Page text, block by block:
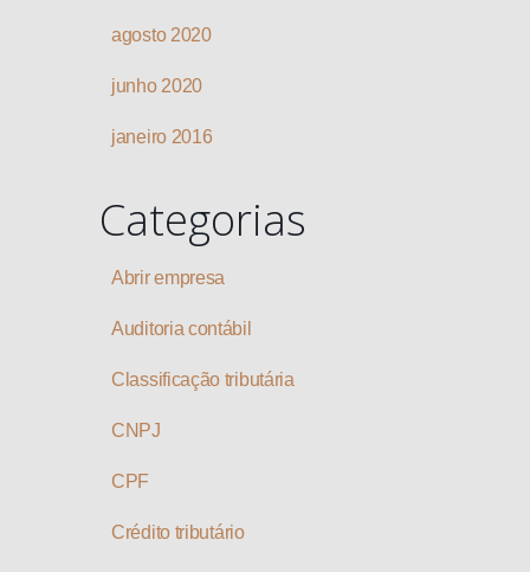
agosto 2020
junho 2020
janeiro 2016
Categorias
Abrir empresa
Auditoria contábil
Classificação tributária
CNPJ
CPF
Crédito tributário